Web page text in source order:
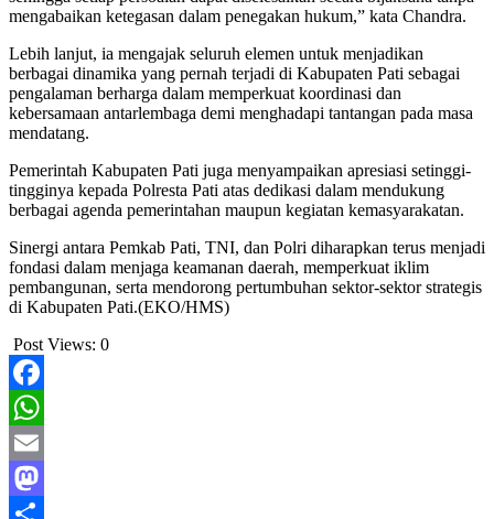
mengabaikan ketegasan dalam penegakan hukum,” kata Chandra.
Lebih lanjut, ia mengajak seluruh elemen untuk menjadikan
berbagai dinamika yang pernah terjadi di Kabupaten Pati sebagai
pengalaman berharga dalam memperkuat koordinasi dan
kebersamaan antarlembaga demi menghadapi tantangan pada masa
mendatang.
Pemerintah Kabupaten Pati juga menyampaikan apresiasi setinggi-
tingginya kepada Polresta Pati atas dedikasi dalam mendukung
berbagai agenda pemerintahan maupun kegiatan kemasyarakatan.
Sinergi antara Pemkab Pati, TNI, dan Polri diharapkan terus menjadi
fondasi dalam menjaga keamanan daerah, memperkuat iklim
pembangunan, serta mendorong pertumbuhan sektor-sektor strategis
di Kabupaten Pati.(EKO/HMS)
Post Views: 0
Facebook
WhatsApp
Email
Mastodon